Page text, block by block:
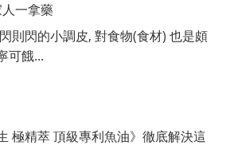
一拿藥
則閃的小調皮, 對食物(食材) 也是頗
可餓...
極精萃 頂級專利魚油》徹底解決這